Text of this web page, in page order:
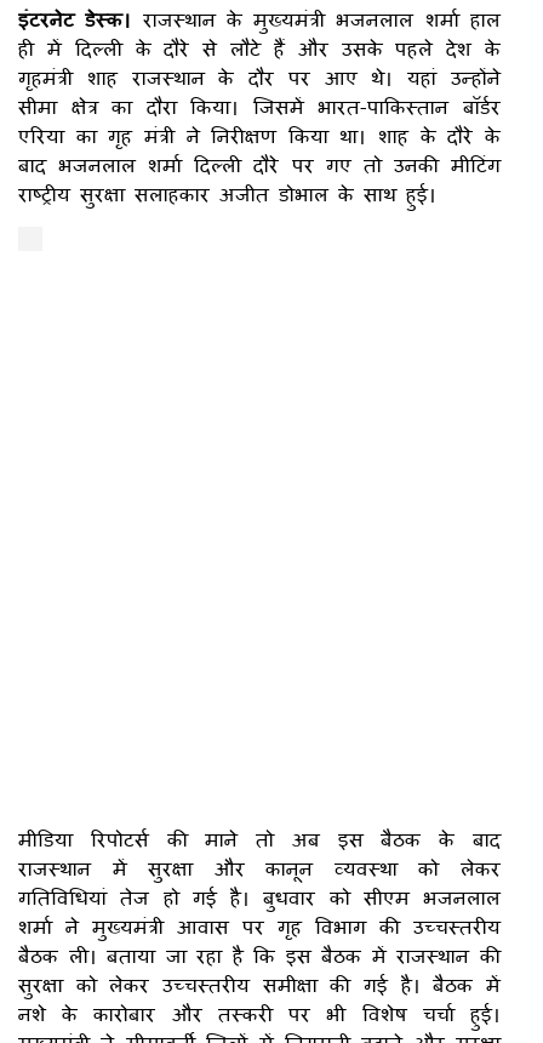
इंटरनेट डेस्क। राजस्थान के मुख्यमंत्री भजनलाल शर्मा हाल
ही में दिल्ली के दौरे से लौटे हैं और उसके पहले देश के
गृहमंत्री शाह राजस्थान के दौर पर आए थे। यहां उन्होंने
सीमा क्षेत्र का दौरा किया। जिसमें भारत-पाकिस्तान बॉर्डर
एरिया का गृह मंत्री ने निरीक्षण किया था। शाह के दौरे के
बाद भजनलाल शर्मा दिल्ली दौरे पर गए तो उनकी मीटिंग
राष्ट्रीय सुरक्षा सलाहकार अजीत डोभाल के साथ हुई।
मीडिया रिपोटर्स की माने तो अब इस बैठक के बाद
राजस्थान में सुरक्षा और कानून व्यवस्था को लेकर
गतिविधियां तेज हो गई है। बुधवार को सीएम भजनलाल
शर्मा ने मुख्यमंत्री आवास पर गृह विभाग की उच्चस्तरीय
बैठक ली। बताया जा रहा है कि इस बैठक में राजस्थान की
सुरक्षा को लेकर उच्चस्तरीय समीक्षा की गई है। बैठक में
नशे के कारोबार और तस्करी पर भी विशेष चर्चा हुई।